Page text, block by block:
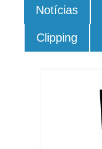
Notícias
Clipping